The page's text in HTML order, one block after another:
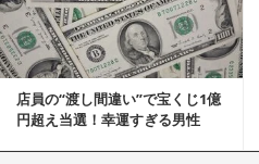
店員の“渡し間違い”で宝くじ1億
円超え当選！幸運すぎる男性